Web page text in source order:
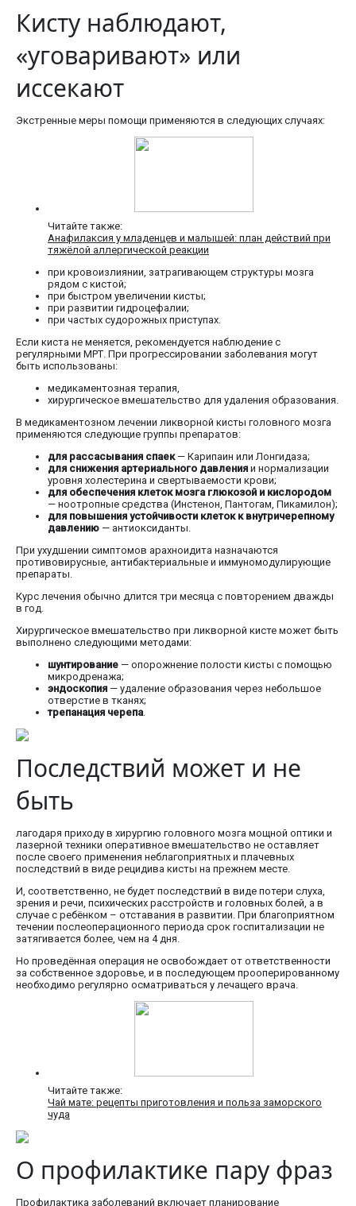
Кисту наблюдают,
«уговаривают» или
иссекают
Экстренные меры помощи применяются в следующих случаях:
Читайте также:
Анафилаксия у младенцев и малышей: план действий при
тяжёлой аллергической реакции
при кровоизлиянии, затрагивающем структуры мозга
рядом с кистой;
при быстром увеличении кисты;
при развитии гидроцефалии;
при частых судорожных приступах.
Если киста не меняется, рекомендуется наблюдение с
регулярными МРТ. При прогрессировании заболевания могут
быть использованы:
медикаментозная терапия,
хирургическое вмешательство для удаления образования.
В медикаментозном лечении ликворной кисты головного мозга
применяются следующие группы препаратов:
для рассасывания спаек— Карипаин или Лонгидаза;
для снижения артериального давления и нормализации
уровня холестерина и свертываемости крови;
для обеспечения клеток мозга глюкозой и кислородом
— ноотропные средства (Инстенон, Пантогам, Пикамилон);
для повышения устойчивости клеток к внутричерепному
давлению — антиоксиданты.
При ухудшении симптомов арахноидита назначаются
противовирусные, антибактериальные и иммуномодулирующие
препараты.
Курс лечения обычно длится три месяца с повторением дважды
в год.
Хирургическое вмешательство при ликворной кисте может быть
выполнено следующими методами:
шунтирование — опорожнение полости кисты с помощью
микродренажа;
эндоскопия — удаление образования через небольшое
отверстие в тканях;
трепанация черепа.
Последствий может и не
быть
лагодаря приходу в хирургию головного мозга мощной оптики и
лазерной техники оперативное вмешательство не оставляет
после своего применения неблагоприятных и плачевных
последствий в виде рецидива кисты на прежнем месте.
И, соответственно, не будет последствий в виде потери слуха,
зрения и речи, психических расстройств и головных болей, а в
случае с ребёнком – отставания в развитии. При благоприятном
течении послеоперационного периода срок госпитализации не
затягивается более, чем на 4 дня.
Но проведённая операция не освобождает от ответственности
за собственное здоровье, и в последующем прооперированному
необходимо регулярно осматриваться у лечащего врача.
Читайте также:
Чай мате: рецепты приготовления и польза заморского
чуда
О профилактике пару фраз
Профилактика заболеваний включает планирование